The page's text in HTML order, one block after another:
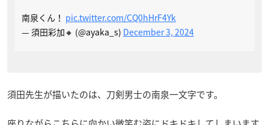
南泉くん！ pic.twitter.com/CQ0hHrF4Yk
— 須田彩加🔸 (@ayaka_s) December 3, 2024
須田先生が描いたのは、刀剣男士の南泉一文字です。